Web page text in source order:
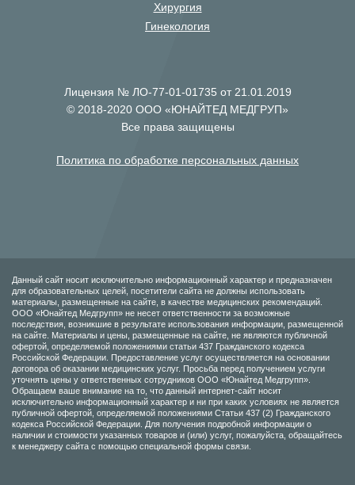
Хирургия
Гинекология
Лицензия № ЛО-77-01-01735 от 21.01.2019
© 2018-2020 ООО «ЮНАЙТЕД МЕДГРУП»
Все права защищены
Политика по обработке персональных данных
Данный сайт носит исключительно информационный характер и предназначен
для образовательных целей, посетители сайта не должны использовать
материалы, размещенные на сайте, в качестве медицинских рекомендаций.
ООО «Юнайтед Медгрупп» не несет ответственности за возможные
последствия, возникшие в результате использования информации, размещенной
на сайте. Материалы и цены, размещенные на сайте, не являются публичной
офертой, определяемой положениями статьи 437 Гражданского кодекса
Российской Федерации. Предоставление услуг осуществляется на основании
договора об оказании медицинских услуг. Просьба перед получением услуги
уточнять цены у ответственных сотрудников ООО «Юнайтед Медгрупп».
Обращаем ваше внимание на то, что данный интернет-сайт носит
исключительно информационный характер и ни при каких условиях не является
публичной офертой, определяемой положениями Статьи 437 (2) Гражданского
кодекса Российской Федерации. Для получения подробной информации о
наличии и стоимости указанных товаров и (или) услуг, пожалуйста, обращайтесь
к менеджеру сайта с помощью специальной формы связи.